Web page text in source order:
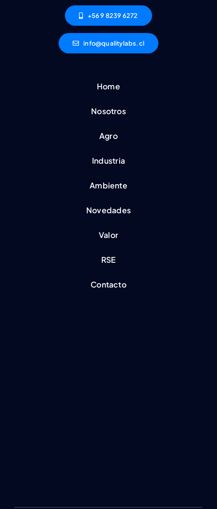
+56 9 8239 6272
info@qualitylabs.cl
Home
Nosotros
Agro
Industria
Ambiente
Novedades
Valor
RSE
Contacto